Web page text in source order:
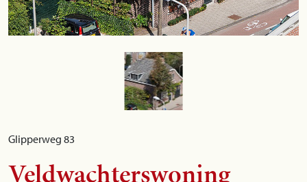
Glipperweg 83
Veldwachterswoning